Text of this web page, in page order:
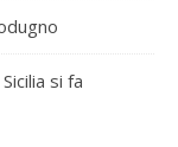
si fa